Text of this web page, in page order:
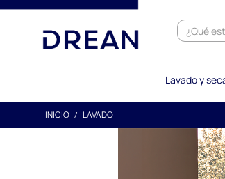
text.skipToContent
text.skipToNavigation
Lavado y
INICIO LAVADO